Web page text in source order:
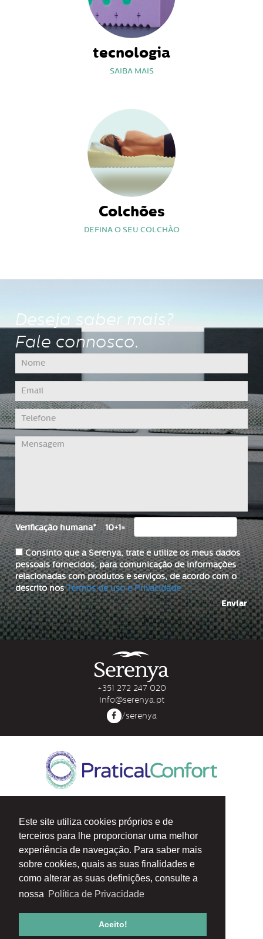
Este site utiliza cookies próprios e de
terceiros para lhe proporcionar uma melhor
experiência de navegação. Para saber mais
sobre cookies, quais as suas finalidades e
como alterar as suas definições, consulte a
nossa Política de Privacidade
Aceito!
tecnologia
SAIBA MAIS
Colchões
DEFINA O SEU COLCHÃO
Deseja saber mais?
Fale connosco.
Verificação humana* 10+1=
Consinto que a Serenya, trate e utilize os meus dados
pessoais fornecidos, para comunicação de informações
relacionadas com produtos e serviços, de acordo com o
descrito nosTermos de uso e Privacidade
Enviar
+351 272 247 020
info@serenya.pt
/serenya
6000-459 Castelo Branco
PORTUGAL
N 39° 47' 56.1”
W 7°32'14.3”
T: +351 272 247 020
F: +351 272 247 023
geral@praticalconfort.com
QueenSleep